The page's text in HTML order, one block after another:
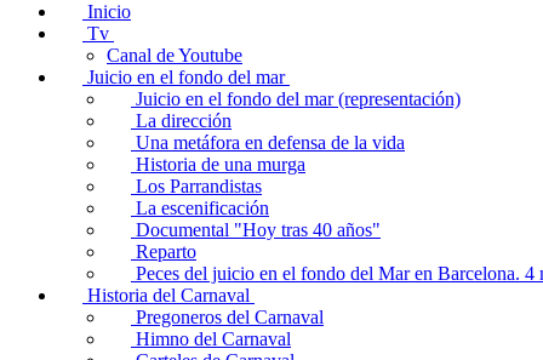
Inicio
Tv
Canal de Youtube
Juicio en el fondo del mar
Juicio en el fondo del mar (representación)
La dirección
Una metáfora en defensa de la vida
Historia de una murga
Los Parrandistas
La escenificación
Documental "Hoy tras 40 años"
Reparto
Peces del juicio en el fondo del Mar en Barcelona. 4
Historia del Carnaval
Pregoneros del Carnaval
Himno del Carnaval